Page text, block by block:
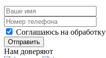
Соглашаюсь на обработку
Отправить
Нам доверяют